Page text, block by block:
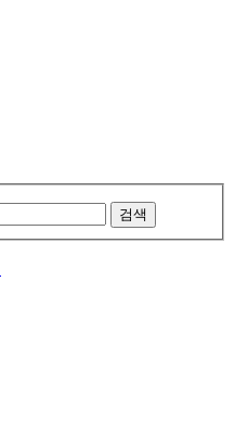
검색